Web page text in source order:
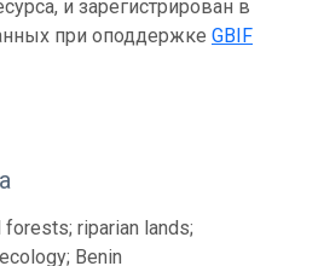
и зарегистрирован в
при оподдержке GBIF
riparian lands;
Benin